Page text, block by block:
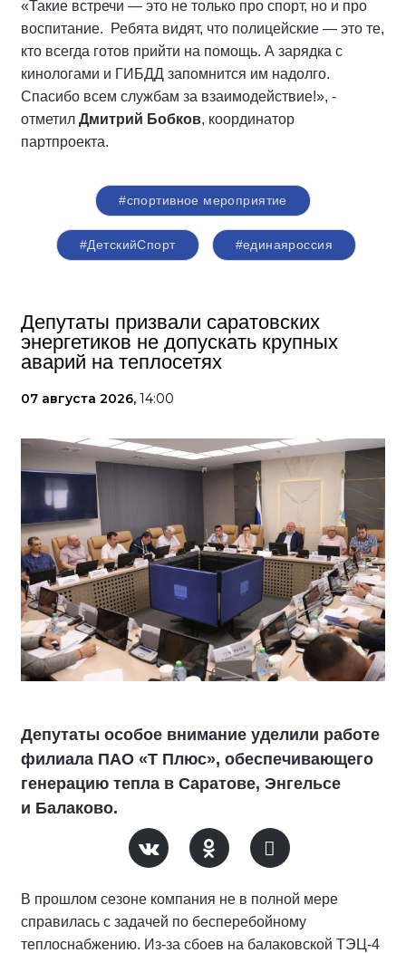
«Такие встречи — это не только про спорт, но и про
воспитание. Ребята видят, что полицейские — это те,
кто всегда готов прийти на помощь. А зарядка с
кинологами и ГИБДД запомнится им надолго.
Спасибо всем службам за взаимодействие!», -
отметил Дмитрий Бобков, координатор
партпроекта.
#спортивное мероприятие
#ДетскийСпорт #единаяроссия
Депутаты призвали саратовских
энергетиков не допускать крупных
аварий на теплосетях
07 августа 2026, 14:00
Депутаты особое внимание уделили работе
филиала ПАО «Т Плюс», обеспечивающего
генерацию тепла в Саратове, Энгельсе
и Балаково.
В прошлом сезоне компания не в полной мере
справилась с задачей по бесперебойному
теплоснабжению. Из-за сбоев на балаковской ТЭЦ-4